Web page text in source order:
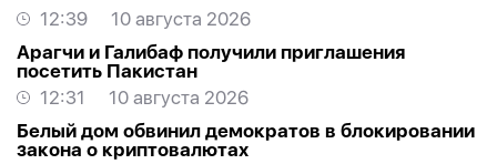
12:39
10 августа 2026
Арагчи и Галибаф получили приглашения
посетить Пакистан
12:31
10 августа 2026
Белый дом обвинил демократов в блокировании
закона о криптовалютах